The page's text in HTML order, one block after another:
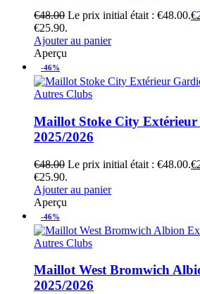
€48.00 Le prix initial était : €48.00.€
€25.90.
Ajouter au panier
Aperçu
-46%
Autres Clubs
Maillot Stoke City Extérieur
2025/2026
€48.00 Le prix initial était : €48.00.€
€25.90.
Ajouter au panier
Aperçu
-46%
Autres Clubs
Maillot West Bromwich
2025/2026